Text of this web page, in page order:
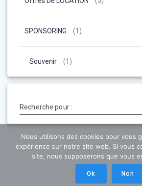
SPONSORING (1)
Souvenir (1)
Recherche pour :
Nous utilisons des cookies pour vous
expérience sur notre site web. Si vous
site, nous supposerons que vous
Ok Non